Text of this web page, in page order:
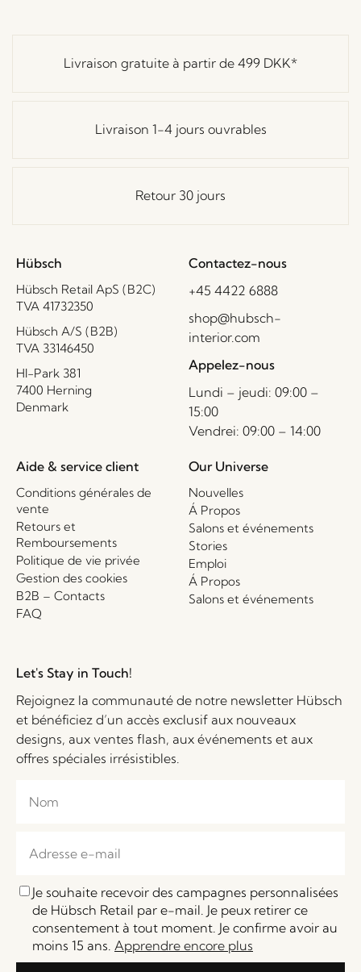
Livraison gratuite à partir de 499 DKK*
Livraison 1-4 jours ouvrables
Retour 30 jours
Hübsch
Hübsch Retail ApS (B2C)
TVA 41732350
Hübsch A/S (B2B)
TVA 33146450
HI-Park 381
7400 Herning
Denmark
Contactez-nous
+45 4422 6888
shop@hubsch-
interior.com
Appelez-nous
Lundi – jeudi: 09:00 –
15:00
Vendrei: 09:00 – 14:00
Aide & service client
Conditions générales de
vente
Retours et
Remboursements
Politique de vie privée
Gestion des cookies
B2B – Contacts
FAQ
Our Universe
Nouvelles
Á Propos
Salons et événements
Stories
Emploi
Á Propos
Salons et événements
Let's Stay in Touch!
Rejoignez la communauté de notre newsletter Hübsch
et bénéficiez d’un accès exclusif aux nouveaux
designs, aux ventes flash, aux événements et aux
offres spéciales irrésistibles.
Je souhaite recevoir des campagnes personnalisées
de Hübsch Retail par e-mail. Je peux retirer ce
consentement à tout moment. Je confirme avoir au
moins 15 ans. Apprendre encore plus